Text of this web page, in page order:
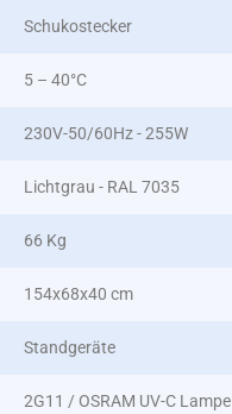
Schukostecker
5 – 40°C
230V-50/60Hz - 255W
Lichtgrau - RAL 7035
66 Kg
154x68x40 cm
Standgeräte
2G11 / OSRAM UV-C Lampe